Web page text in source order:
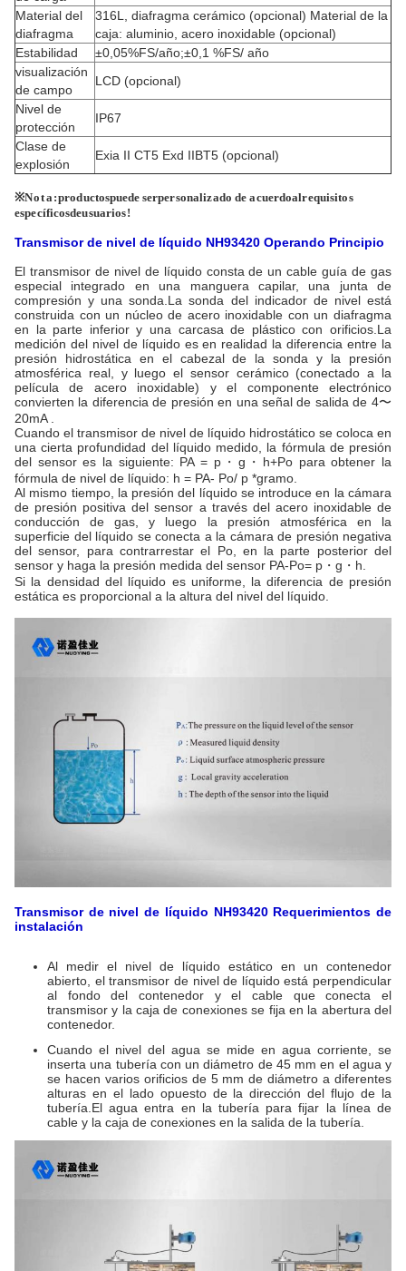
Material del
diafragma
316L, diafragma cerámico (opcional) Material de la
caja: aluminio, acero inoxidable (opcional)
Estabilidad
±0,05%FS/año;±0,1 %FS/ año
visualización
de campo
LCD (opcional)
Nivel de
protección
IP67
Clase de
explosión
Exia II CT5 Exd IIBT5 (opcional)
※Nota:productospuede serpersonalizado de acuerdoalrequisitos
específicosdeusuarios!
Transmisor de nivel de líquido NH93420 Operando Principio
El transmisor de nivel de líquido consta de un cable guía de gas
especial integrado en una manguera capilar, una junta de
compresión y una sonda.La sonda del indicador de nivel está
construida con un núcleo de acero inoxidable con un diafragma
en la parte inferior y una carcasa de plástico con orificios.La
medición del nivel de líquido es en realidad la diferencia entre la
presión hidrostática en el cabezal de la sonda y la presión
atmosférica real, y luego el sensor cerámico (conectado a la
película de acero inoxidable) y el componente electrónico
convierten la diferencia de presión en una señal de salida de 4〜
20mA .
Cuando el transmisor de nivel de líquido hidrostático se coloca en
una cierta profundidad del líquido medido, la fórmula de presión
del sensor es la siguiente: PA = p・g・h+Po para obtener la
fórmula de nivel de líquido: h = PA- Po/ p *gramo.
Al mismo tiempo, la presión del líquido se introduce en la cámara
de presión positiva del sensor a través del acero inoxidable de
conducción de gas, y luego la presión atmosférica en la
superficie del líquido se conecta a la cámara de presión negativa
del sensor, para contrarrestar el Po, en la parte posterior del
sensor y haga la presión medida del sensor PA-Po= p・g・h.
Si la densidad del líquido es uniforme, la diferencia de presión
estática es proporcional a la altura del nivel del líquido.
Transmisor de nivel de líquido NH93420 Requerimientos de
instalación
Al medir el nivel de líquido estático en un contenedor
abierto, el transmisor de nivel de líquido está perpendicular
al fondo del contenedor y el cable que conecta el
transmisor y la caja de conexiones se fija en la abertura del
contenedor.
Cuando el nivel del agua se mide en agua corriente, se
inserta una tubería con un diámetro de 45 mm en el agua y
se hacen varios orificios de 5 mm de diámetro a diferentes
alturas en el lado opuesto de la dirección del flujo de la
tubería.El agua entra en la tubería para fijar la línea de
cable y la caja de conexiones en la salida de la tubería.